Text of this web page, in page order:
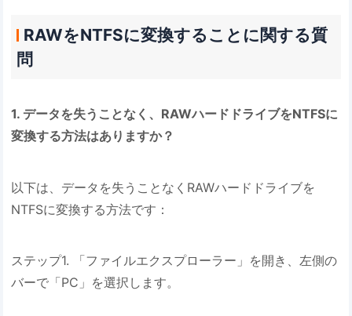
RAWをNTFSに変換することに関する質
問
1. データを失うことなく、RAWハードドライブをNTFSに
変換する方法はありますか？
以下は、データを失うことなくRAWハードドライブを
NTFSに変換する方法です：
ステップ1. 「ファイルエクスプローラー」を開き、左側の
バーで「PC」を選択します。